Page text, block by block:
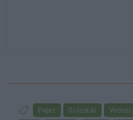
Pajer Grönkål